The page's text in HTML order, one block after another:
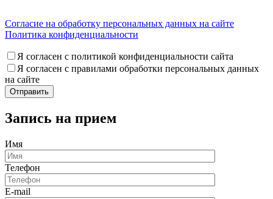
Согласие на обработку персональных данных на сайте
Политика конфиденциальности
Я согласен с политикой конфиденциальности сайта
Я согласен с правилами обработки персональных данных
на сайте
Запись на прием
Имя
Телефон
E-mail